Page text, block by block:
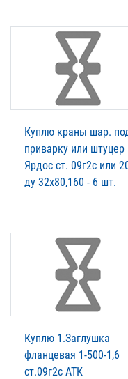
Куплю краны шар.
приварку или штуцер
Ярдос ст. 09г2с или
ду 32х80,160 - 6 шт.
Куплю 1.Заглушка
фланцевая 1-500-1,6
ст.09г2с АТК